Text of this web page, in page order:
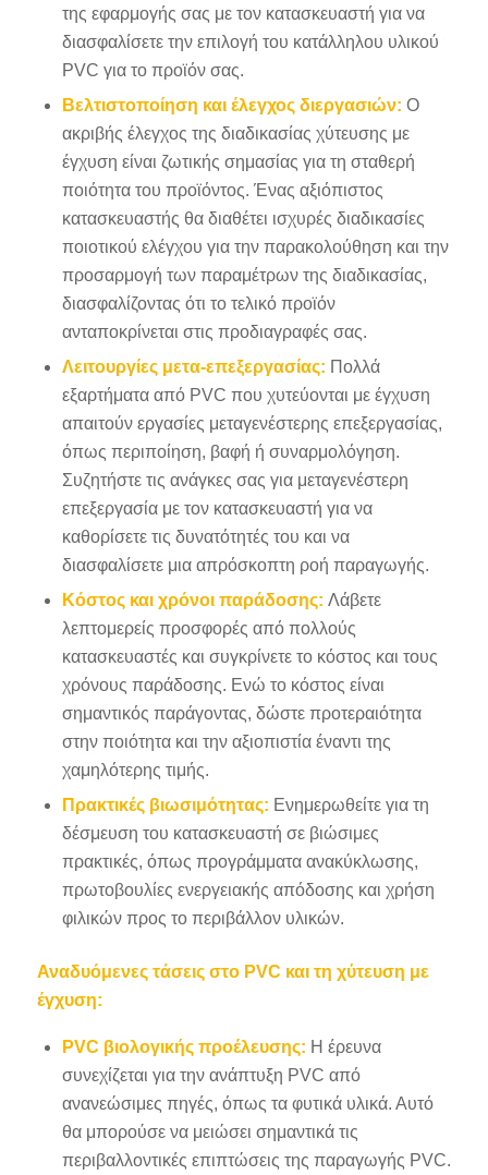
της εφαρμογής σας με τον κατασκευαστή για να
διασφαλίσετε την επιλογή του κατάλληλου υλικού
PVC για το προϊόν σας.
Βελτιστοποίηση και έλεγχος διεργασιών: Ο
ακριβής έλεγχος της διαδικασίας χύτευσης με
έγχυση είναι ζωτικής σημασίας για τη σταθερή
ποιότητα του προϊόντος. Ένας αξιόπιστος
κατασκευαστής θα διαθέτει ισχυρές διαδικασίες
ποιοτικού ελέγχου για την παρακολούθηση και την
προσαρμογή των παραμέτρων της διαδικασίας,
διασφαλίζοντας ότι το τελικό προϊόν
ανταποκρίνεται στις προδιαγραφές σας.
Λειτουργίες μετα-επεξεργασίας: Πολλά
εξαρτήματα από PVC που χυτεύονται με έγχυση
απαιτούν εργασίες μεταγενέστερης επεξεργασίας,
όπως περιποίηση, βαφή ή συναρμολόγηση.
Συζητήστε τις ανάγκες σας για μεταγενέστερη
επεξεργασία με τον κατασκευαστή για να
καθορίσετε τις δυνατότητές του και να
διασφαλίσετε μια απρόσκοπτη ροή παραγωγής.
Κόστος και χρόνοι παράδοσης: Λάβετε
λεπτομερείς προσφορές από πολλούς
κατασκευαστές και συγκρίνετε το κόστος και τους
χρόνους παράδοσης. Ενώ το κόστος είναι
σημαντικός παράγοντας, δώστε προτεραιότητα
στην ποιότητα και την αξιοπιστία έναντι της
χαμηλότερης τιμής.
Πρακτικές βιωσιμότητας: Ενημερωθείτε για τη
δέσμευση του κατασκευαστή σε βιώσιμες
πρακτικές, όπως προγράμματα ανακύκλωσης,
πρωτοβουλίες ενεργειακής απόδοσης και χρήση
φιλικών προς το περιβάλλον υλικών.
Αναδυόμενες τάσεις στο PVC και τη χύτευση με
έγχυση:
PVC βιολογικής προέλευσης: Η έρευνα
συνεχίζεται για την ανάπτυξη PVC από
ανανεώσιμες πηγές, όπως τα φυτικά υλικά. Αυτό
θα μπορούσε να μειώσει σημαντικά τις
περιβαλλοντικές επιπτώσεις της παραγωγής PVC.